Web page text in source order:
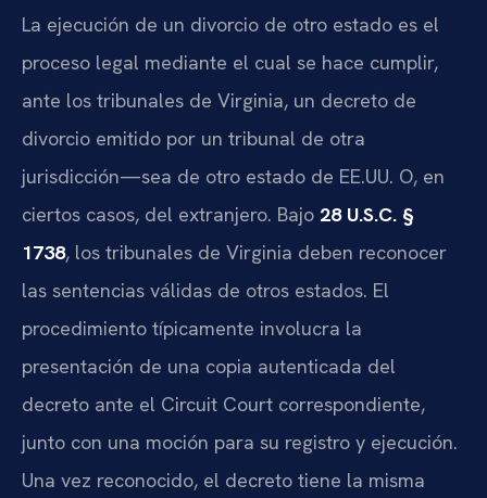
La ejecución de un divorcio de otro estado es el
proceso legal mediante el cual se hace cumplir,
ante los tribunales de Virginia, un decreto de
divorcio emitido por un tribunal de otra
jurisdicción—sea de otro estado de EE.UU. O, en
ciertos casos, del extranjero. Bajo 28 U.S.C. §
1738, los tribunales de Virginia deben reconocer
las sentencias válidas de otros estados. El
procedimiento típicamente involucra la
presentación de una copia autenticada del
decreto ante el Circuit Court correspondiente,
junto con una moción para su registro y ejecución.
Una vez reconocido, el decreto tiene la misma